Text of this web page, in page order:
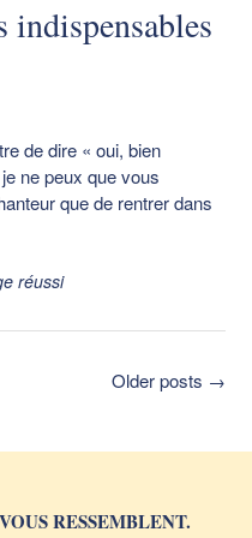
indispensables
de dire « oui, bien
ne peux que vous
que de rentrer dans
réussi
Older posts →
RESSEMBLENT.